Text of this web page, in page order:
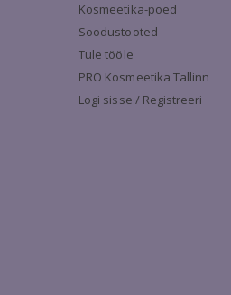
Kosmeetika-poed
Soodustooted
Tule tööle
PRO Kosmeetika Tallinn
Logi sisse / Registreeri